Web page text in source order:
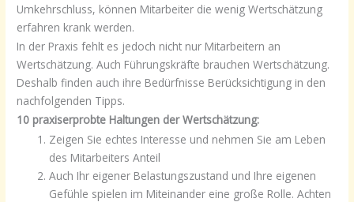
Umkehrschluss, können Mitarbeiter die wenig Wertschätzung
erfahren krank werden.
In der Praxis fehlt es jedoch nicht nur Mitarbeitern an
Wertschätzung. Auch Führungskräfte brauchen Wertschätzung.
Deshalb finden auch ihre Bedürfnisse Berücksichtigung in den
nachfolgenden Tipps.
10 praxiserprobte Haltungen der Wertschätzung:
Zeigen Sie echtes Interesse und nehmen Sie am Leben
des Mitarbeiters Anteil
Auch Ihr eigener Belastungszustand und Ihre eigenen
Gefühle spielen im Miteinander eine große Rolle. Achten